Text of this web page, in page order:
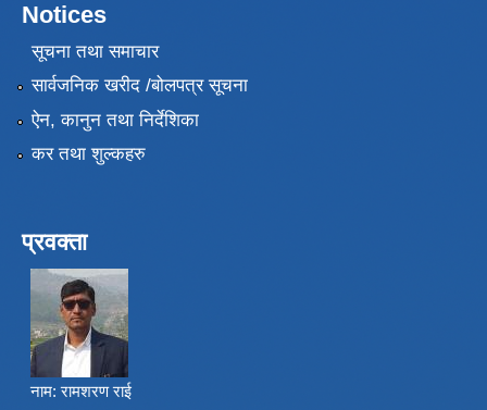
Notices
सूचना तथा समाचार
सार्वजनिक खरीद /बोलपत्र सूचना
ऐन, कानुन तथा निर्देशिका
कर तथा शुल्कहरु
प्रवक्ता
नाम: रामशरण राई